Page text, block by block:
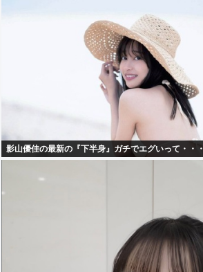
影山優佳の最新の『下半身』ガチでエグいって・・・